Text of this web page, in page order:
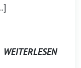
WEITERLESEN